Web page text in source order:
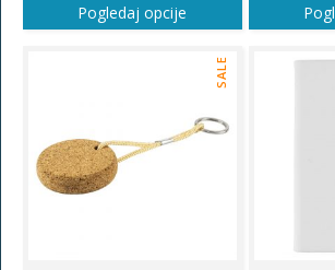
Pogledaj opcije
SALE